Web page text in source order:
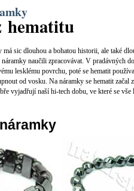
hematitu
má sic dlouhou a bohatou historii, ale také
náramky naučili zpracovávat. V pradávných
lesklému povrchu, poté se hematit
od vosku. Na náramky se hematit začal
vyjadřují naší hi-tech dobu, ve které se vše